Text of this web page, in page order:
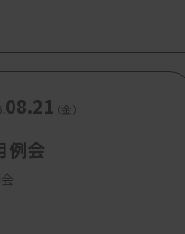
08.21（金）
例会